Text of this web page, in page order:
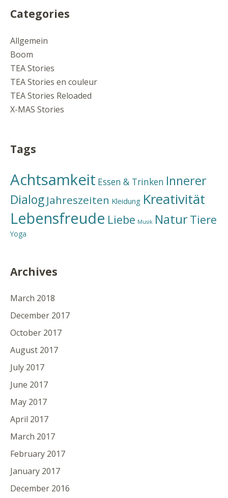
Categories
Allgemein
Boom
TEA Stories
TEA Stories en couleur
TEA Stories Reloaded
X-MAS Stories
Tags
Achtsamkeit Essen & Trinken Innerer
Dialog Jahreszeiten Kleidung Kreativität
Lebensfreude Liebe Musik NaturTiere
Yoga
Archives
March 2018
December 2017
October 2017
August 2017
July 2017
June 2017
May 2017
April 2017
March 2017
February 2017
January 2017
December 2016